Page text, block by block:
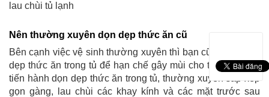
lau chùi tủ lạnh
Nên thường xuyên dọn dẹp thức ăn cũ
Bên cạnh việc vệ sinh thường xuyên thì bạn cũng nên dọn
dẹp thức ăn trong tủ để hạn chế gây mùi cho tủ lạnh. Nên
tiến hành dọn dẹp thức ăn trong tủ, thường xuyên sắp xếp
gọn gàng, lau chùi các khay kính và các mặt trước sau